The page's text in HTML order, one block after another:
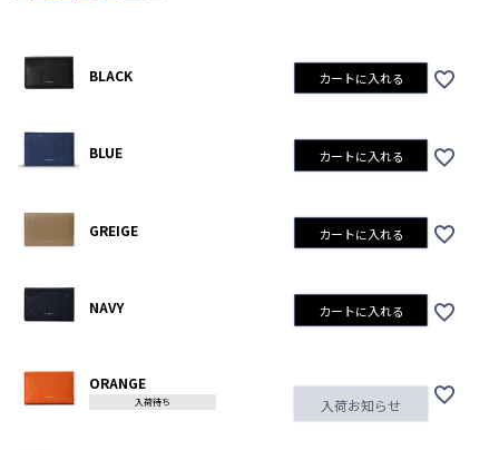
BLACK カートに入れる
BLUE カートに入れる
GREIGE カートに入れる
NAVY カートに入れる
ORANGE
入荷待ち 入荷お知らせ